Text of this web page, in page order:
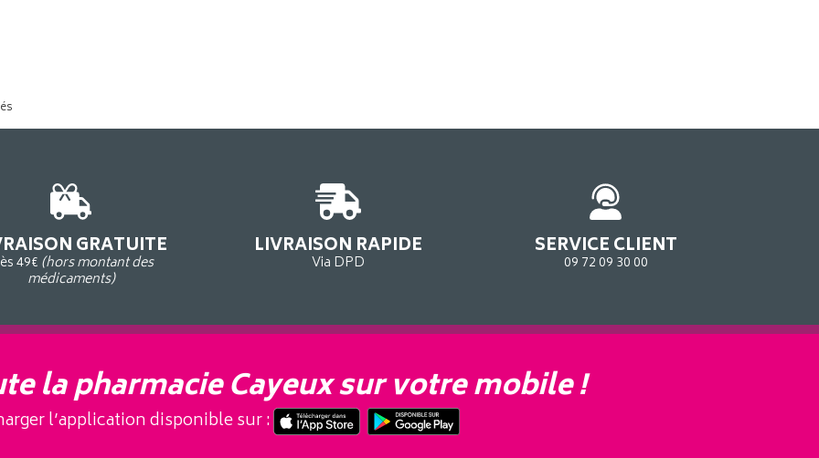
GRATUITE
49€(hors montant des
médicaments)
LIVRAISON RAPIDE
Via DPD
SERVICE CLIENT
09 72 09 30 00
la pharmacie Cayeux sur votre mobile !
l’application disponible sur :